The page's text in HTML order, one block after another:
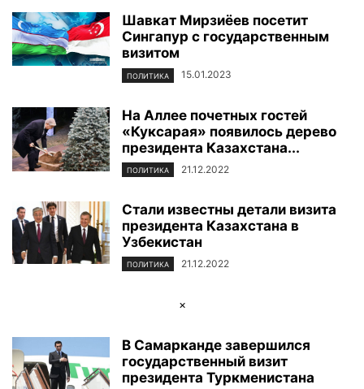
Шавкат Мирзиёев посетит
Сингапур с государственным
визитом
ПОЛИТИКА 15.01.2023
На Аллее почетных гостей
«Куксарая» появилось дерево
президента Казахстана...
ПОЛИТИКА 21.12.2022
Стали известны детали визита
президента Казахстана в
Узбекистан
ПОЛИТИКА 21.12.2022
×
В Самарканде завершился
государственный визит
президента Туркменистана